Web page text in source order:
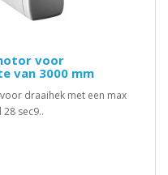
voor
van 3000 mm
draaihek met een max
sec9..